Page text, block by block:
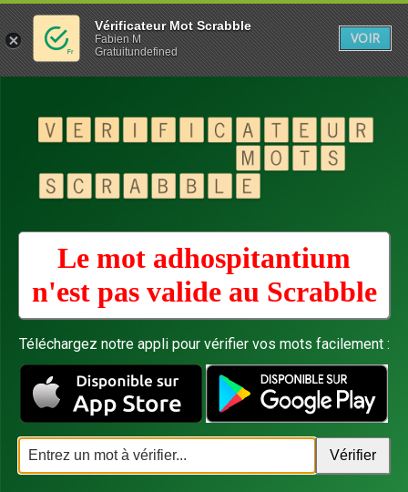
Le mot adhospitantium
n'est pas valide au Scrabble
Téléchargez notre appli pour vérifier vos mots facilement :
Vérificateur Mot Scrabble
Fabien M
Gratuitundefined
VOIR